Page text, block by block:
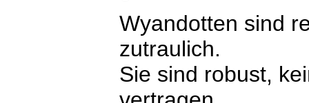
Wyandotten sind
zutraulich.
Sie sind robust,